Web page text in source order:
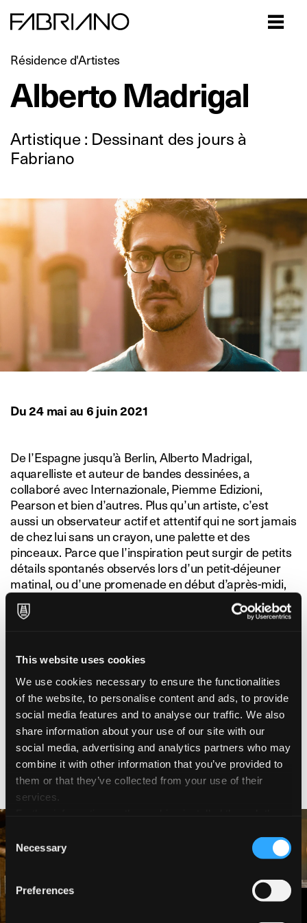
This website uses cookies
We use cookies necessary to ensure the functionalities
of the website, to personalise content and ads, to provide
social media features and to analyse our traffic. We also
share information about your use of our site with our
social media, advertising and analytics partners who may
combine it with other information that you’ve provided to
them or that they’ve collected from your use of their
services.
Selection
Necessary
Preferences
Résidence d'Artistes
Alberto Madrigal
Artistique : Dessinant des jours à
Fabriano
Du 24 mai au 6 juin 2021
De l’Espagne jusqu’à Berlin, Alberto Madrigal,
aquarelliste et auteur de bandes dessinées, a
collaboré avec Internazionale, Piemme Edizioni,
Pearson et bien d’autres. Plus qu’un artiste, c’est
aussi un observateur actif et attentif qui ne sort jamais
de chez lui sans un crayon, une palette et des
pinceaux. Parce que l’inspiration peut surgir de petits
détails spontanés observés lors d’un petit-déjeuner
matinal, ou d’une promenade en début d’après-midi,
lorsque l’air s’illumine et qu’un calme surprenant
s’étend sur la ville.
s’immerger dans notre monde, respirer l’air dense et
croquis aquarelle sur papier Artistico, un carnet de
bord et une réinterprétation de nos racines
historiques les plus profondes. Des couleurs, des
émotions et des paysages sont nés. Mais par-dessus
tout, un récit au rythme délicat, capable de combiner
l’architecture majestueuse de Fabriano avec une
vision d’avenir pour nos papeteries.